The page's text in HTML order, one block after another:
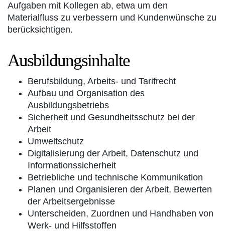
Aufgaben mit Kollegen ab, etwa um den
Materialfluss zu verbessern und Kundenwünsche zu
berücksichtigen.
Ausbildungsinhalte
Berufsbildung, Arbeits- und Tarifrecht
Aufbau und Organisation des
Ausbildungsbetriebs
Sicherheit und Gesundheitsschutz bei der
Arbeit
Umweltschutz
Digitalisierung der Arbeit, Datenschutz und
Informationssicherheit
Betriebliche und technische Kommunikation
Planen und Organisieren der Arbeit, Bewerten
der Arbeitsergebnisse
Unterscheiden, Zuordnen und Handhaben von
Werk- und Hilfsstoffen